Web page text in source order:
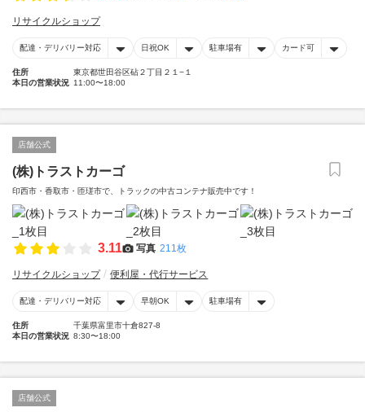
リサイクルショップ
配達・デリバリー対応 日祝OK 駐車場有 カード可
住所
東京都世田谷区砧２丁目２１−１
本日の営業状況 11:00〜18:00
店舗公式
(株)トラストカーゴ
印西市・香取市・匝瑳市で、トラックの中古コンテナ販売中です！
3.11 写真 211枚
リサイクルショップ 便利屋・代行サービス
配達・デリバリー対応 早朝OK 駐車場有
住所
千葉県富里市十倉827-8
本日の営業状況 8:30〜18:00
店舗公式